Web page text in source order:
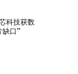
科技获数
缺口”